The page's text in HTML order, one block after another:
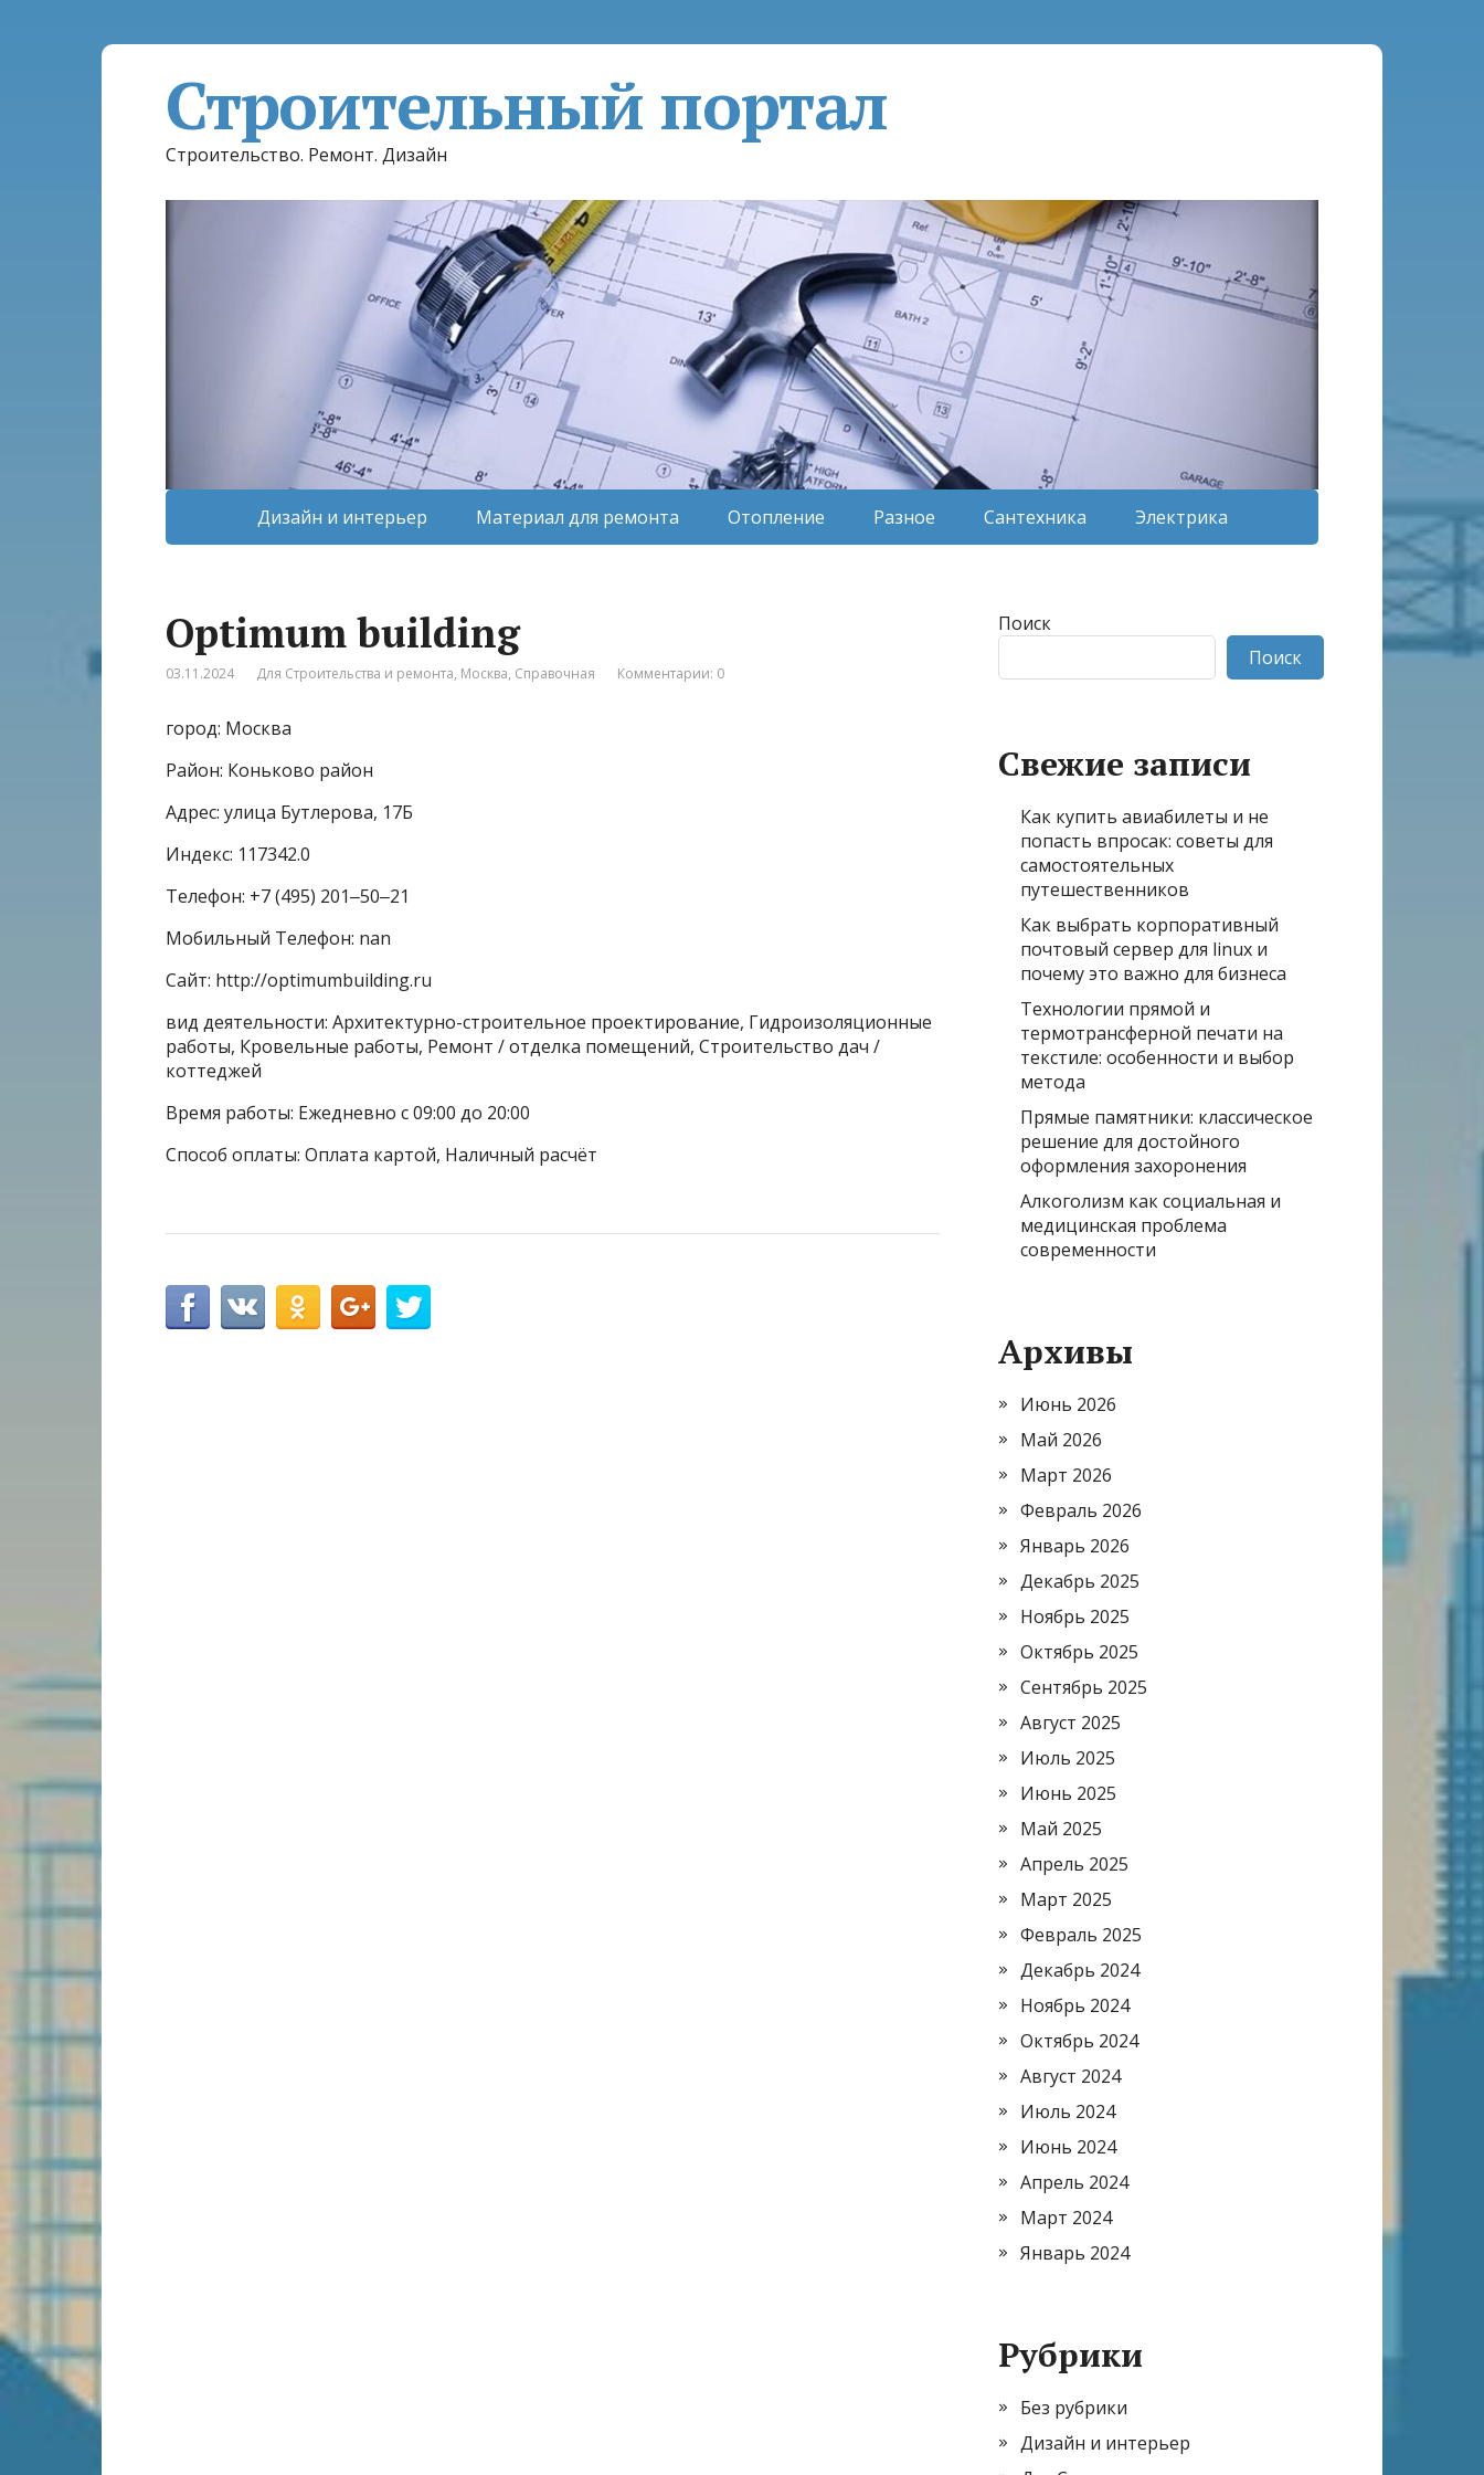
Строительный портал
Строительство. Ремонт. Дизайн
Дизайн и интерьер Материал для ремонта Отопление Разное Сантехника Электрика
Optimum building
03.11.2024 Для Строительства и ремонта, Москва, Справочная Комментарии: 0
город: Москва
Район: Коньково район
Адрес: улица Бутлерова, 17Б
Индекс: 117342.0
Телефон: +7 (495) 201‒50‒21
Мобильный Телефон: nan
Сайт: http://optimumbuilding.ru
вид деятельности: Архитектурно-строительное проектирование, Гидроизоляционные
работы, Кровельные работы, Ремонт / отделка помещений, Строительство дач /
коттеджей
Время работы: Ежедневно с 09:00 до 20:00
Способ оплаты: Оплата картой, Наличный расчёт
Поиск
Поиск
Свежие записи
Как купить авиабилеты и не
попасть впросак: советы для
самостоятельных
путешественников
Как выбрать корпоративный
почтовый сервер для linux и
почему это важно для бизнеса
Технологии прямой и
термотрансферной печати на
текстиле: особенности и выбор
метода
Прямые памятники: классическое
решение для достойного
оформления захоронения
Алкоголизм как социальная и
медицинская проблема
современности
Архивы
Июнь 2026
Май 2026
Март 2026
Февраль 2026
Январь 2026
Декабрь 2025
Ноябрь 2025
Октябрь 2025
Сентябрь 2025
Август 2025
Июль 2025
Июнь 2025
Май 2025
Апрель 2025
Март 2025
Февраль 2025
Декабрь 2024
Ноябрь 2024
Октябрь 2024
Август 2024
Июль 2024
Июнь 2024
Апрель 2024
Март 2024
Январь 2024
Рубрики
Без рубрики
Дизайн и интерьер